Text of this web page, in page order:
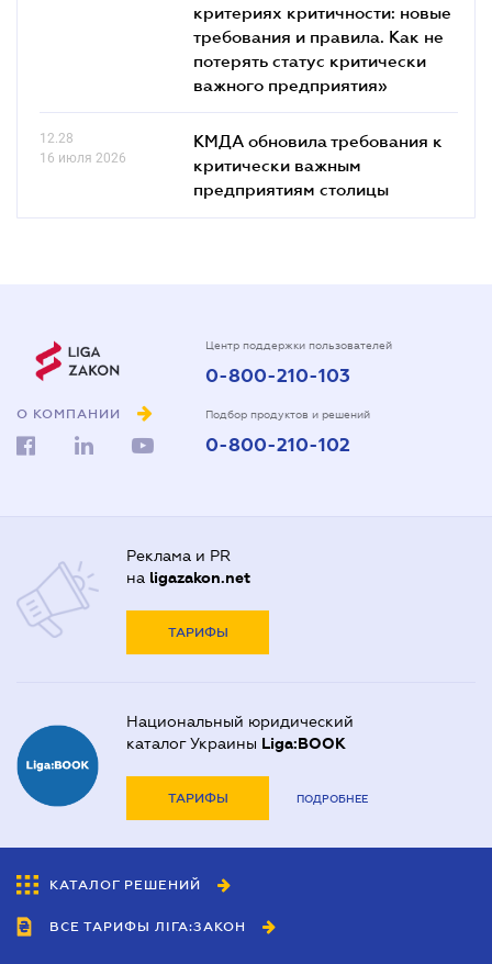
критериях критичности: новые
требования и правила. Как не
потерять статус критически
важного предприятия»
12.28
16 июля 2026
КМДА обновила требования к
критически важным
предприятиям столицы
О КОМПАНИИ
Центр поддержки пользователей
0-800-210-103
Подбор продуктов и решений
0-800-210-102
Реклама и PR
на ligazakon.net
ТАРИФЫ
Национальный юридический
каталог Украины Liga:BOOK
ТАРИФЫ ПОДРОБНЕЕ
КАТАЛОГ РЕШЕНИЙ
ВСЕ ТАРИФЫ ЛІГА:ЗАКОН